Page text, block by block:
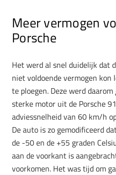
Meer vermogen
Porsche
Het werd al snel duidelijk dat
niet voldoende vermogen kon
te ploegen. Deze werd daarom
sterke motor uit de Porsche
adviessnelheid van 60 km/h
De auto is zo gemodificeerd
de -50 en de +55 graden
aan de voorkant is
voorkomen. Het was tijd om